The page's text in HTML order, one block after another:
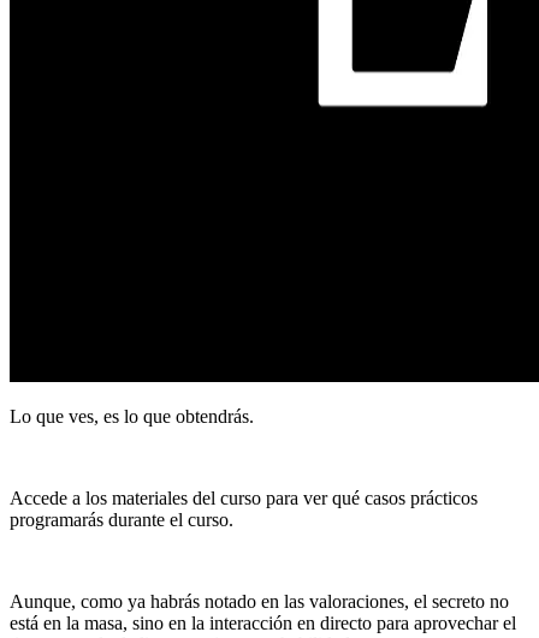
Lo que ves, es lo que obtendrás.
Accede a los materiales del curso para ver qué casos prácticos
programarás durante el curso.
Aunque, como ya habrás notado en las valoraciones, el secreto no
está en la masa, sino en la interacción en directo para aprovechar el